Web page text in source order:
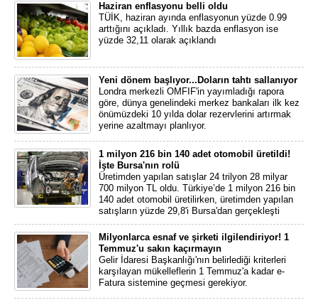
Haziran enflasyonu belli oldu
TÜİK, haziran ayında enflasyonun yüzde 0.99
arttığını açıkladı. Yıllık bazda enflasyon ise
yüzde 32,11 olarak açıklandı
Yeni dönem başlıyor...Doların tahtı sallanıyor
Londra merkezli OMFIF'in yayımladığı rapora
göre, dünya genelindeki merkez bankaları ilk kez
önümüzdeki 10 yılda dolar rezervlerini artırmak
yerine azaltmayı planlıyor.
1 milyon 216 bin 140 adet otomobil üretildi!
İşte Bursa'nın rolü
Üretimden yapılan satışlar 24 trilyon 28 milyar
700 milyon TL oldu. Türkiye’de 1 milyon 216 bin
140 adet otomobil üretilirken, üretimden yapılan
satışların yüzde 29,8'i Bursa'dan gerçekleşti
Milyonlarca esnaf ve şirketi ilgilendiriyor! 1
Temmuz'u sakın kaçırmayın
Gelir İdaresi Başkanlığı'nın belirlediği kriterleri
karşılayan mükelleflerin 1 Temmuz'a kadar e-
Fatura sistemine geçmesi gerekiyor.